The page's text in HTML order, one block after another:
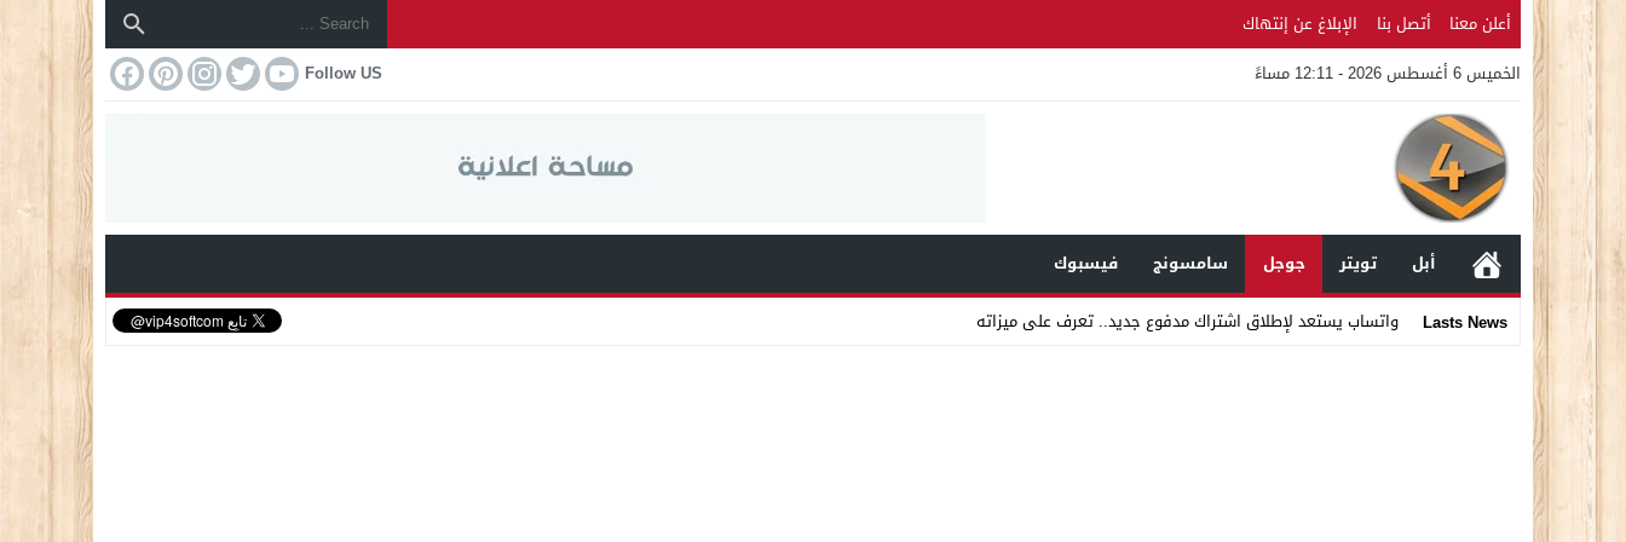
أعلن معنا أتصل بنا
الإبلاغ عن إنتهاك
الخميس 6 أغسطس 2026 - 12:11 مساءً
Follow US
أبل تويتر جوجل سامسونج
فيسبوك
Lasts News
واتساب يستعد لإطلاق اشتراك مدفوع جديد.. تعرف على ميزاته